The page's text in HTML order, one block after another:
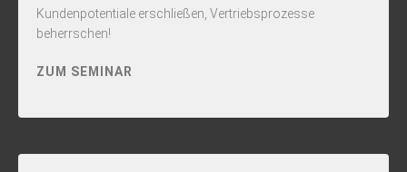
Kundenpotentiale erschließen, Vertriebsprozesse
beherrschen!
ZUM SEMINAR